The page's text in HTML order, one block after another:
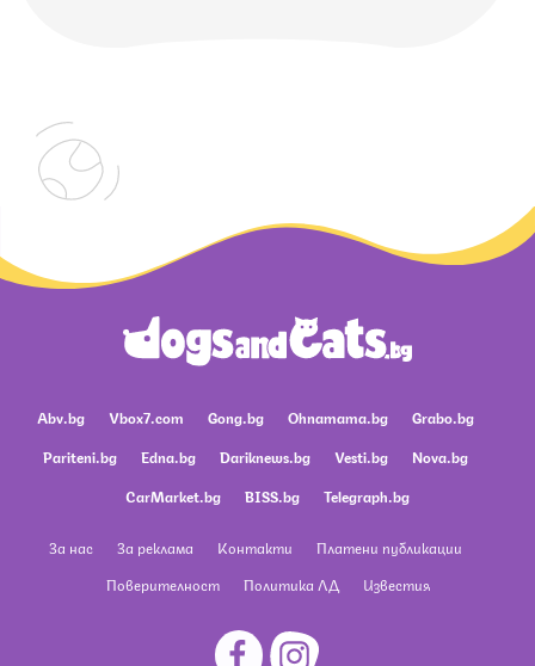
Abv.bg Vbox7.com Gong.bg Ohnamama.bg
Grabo.bg
Pariteni.bg
Edna.bg Dariknews.bg Vesti.bg
Nova.bg
CarMarket.bg
BISS.bg Telegraph.bg
За нас За реклама Контакти
Платени публикации
Поверителност
Политика ЛД Известия